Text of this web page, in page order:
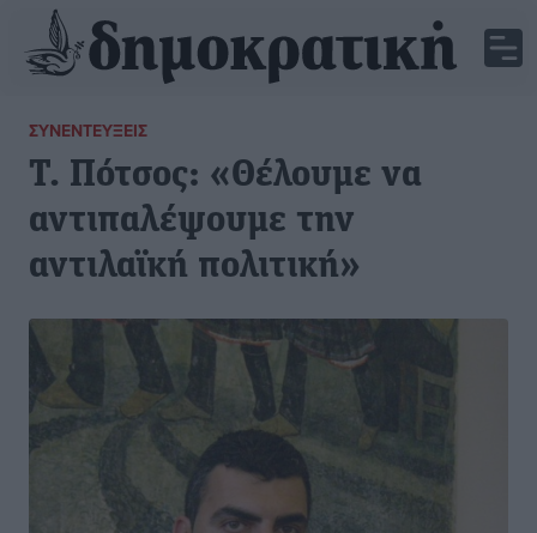
ΣΥΝΕΝΤΕΎΞΕΙΣ
Τ. Πότσος: «Θέλουμε να
αντιπαλέψουμε την
αντιλαϊκή πολιτική»